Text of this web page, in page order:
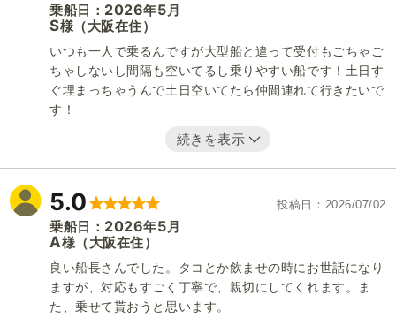
乗船日： 2026年5 月
S様 （大阪在住）
いつも一人で乗るんですが大型船と違って受付もごちゃご
ちゃしないし間隔も空いてるし乗りやすい船です！土日す
ぐ埋まっちゃうんで土日空いてたら仲間連れて行きたいで
す！
続きを表示
5.0 投稿日 2026/07/02
乗船日： 2026年5 月
A様 （大阪在住）
良い船長さんでした。タコとか飲ませの時にお世話になり
ますが、対応もすごく丁寧で、親切にしてくれます。ま
た、乗せて貰おうと思います。